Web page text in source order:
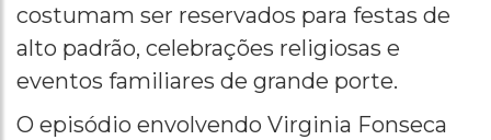
costumam ser reservados para festas de
alto padrão, celebrações religiosas e
eventos familiares de grande porte.
O episódio envolvendo Virginia Fonseca